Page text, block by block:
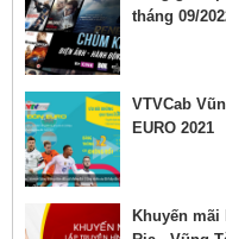
tháng 09/
VTVCab
EURO 2021
Khuyến